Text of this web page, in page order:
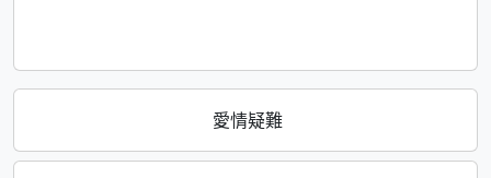
愛情疑難